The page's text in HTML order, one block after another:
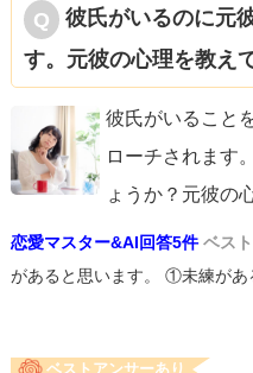
彼氏がいるのに元
す。元彼の心理を教え
彼氏がいること
ローチされます
ょうか？元彼の
恋愛マスター&AI回答5件 ベス
があると思います。 ①未練があ
ベストアンサーあり